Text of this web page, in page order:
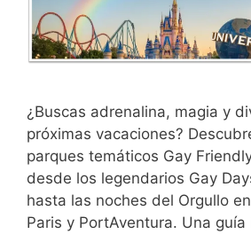
¿Buscas adrenalina, magia y
próximas vacaciones?
parques temáticos Gay
desde los legendarios Gay
hasta las noches del Orgullo
Paris y PortAventura. Una